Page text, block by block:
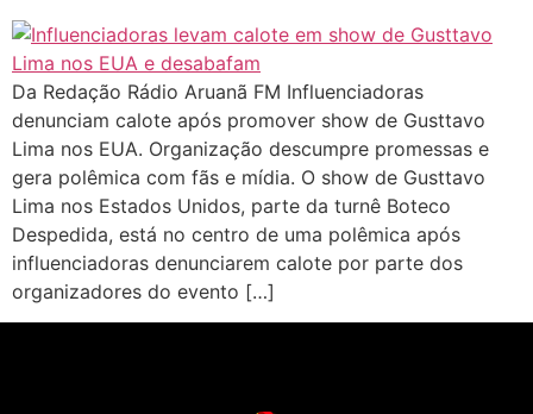
Da Redação Rádio Aruanã FM Influenciadoras
denunciam calote após promover show de Gusttavo
Lima nos EUA. Organização descumpre promessas e
gera polêmica com fãs e mídia. O show de Gusttavo
Lima nos Estados Unidos, parte da turnê Boteco
Despedida, está no centro de uma polêmica após
influenciadoras denunciarem calote por parte dos
organizadores do evento […]